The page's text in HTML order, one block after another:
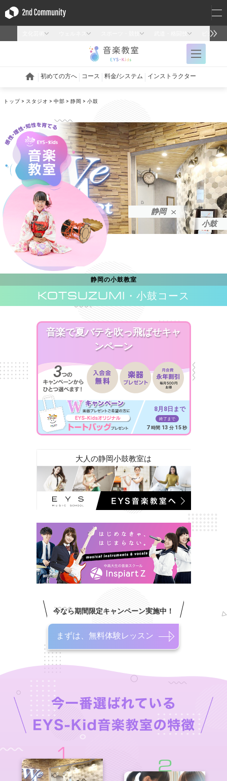
トップ スタジオ 中部 静岡 小鼓
静岡
小鼓
静岡の小鼓教室
KOTSUZUMI ・小鼓コース
音楽で夏バテを吹っ飛ばせキャ
ンペーン
8月8日まで
終了まで
7 時間 13 分 13 秒
大人の静岡小鼓教室は
今なら期間限定キャンペーン実施中！
まずは、無料体験レッスン
1
2